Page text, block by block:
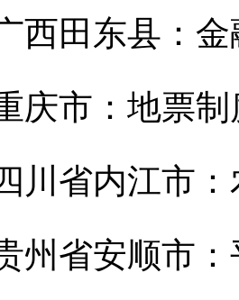
田东县：金
市：地票制
省内江市：
省安顺市：